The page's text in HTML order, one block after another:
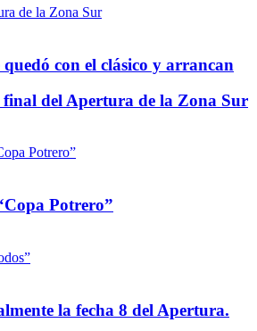
con el clásico y arrancan
final del Apertura de la Zona Sur
Potrero”
la fecha 8 del Apertura.